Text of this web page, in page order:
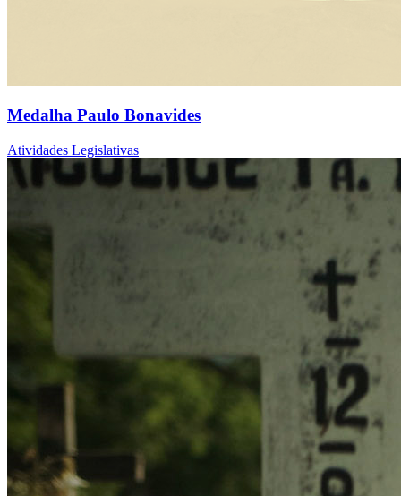
Medalha Paulo Bonavides
Atividades Legislativas